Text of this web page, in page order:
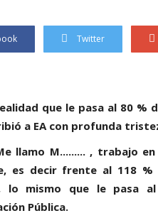
Twitter
que le pasa al 80 %
a EA con profunda
llamo M......... , trabajo
es decir frente al 118 %
lo mismo que le pasa
Pública.